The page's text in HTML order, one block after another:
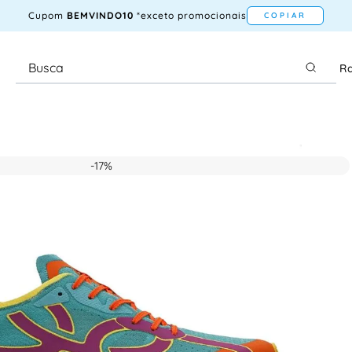
Cupom BEMVINDO10 *exceto promocionais COPIAR
-17%